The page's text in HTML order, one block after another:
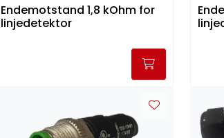
Endemotstand 1,8 kOhm for
linjedetektor